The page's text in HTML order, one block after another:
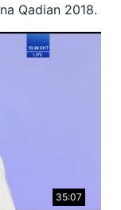
Qadian 2018.
35:07